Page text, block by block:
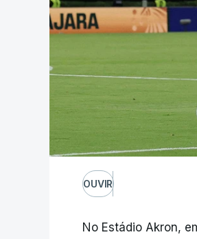
OUVIR
No Estádio Akron,